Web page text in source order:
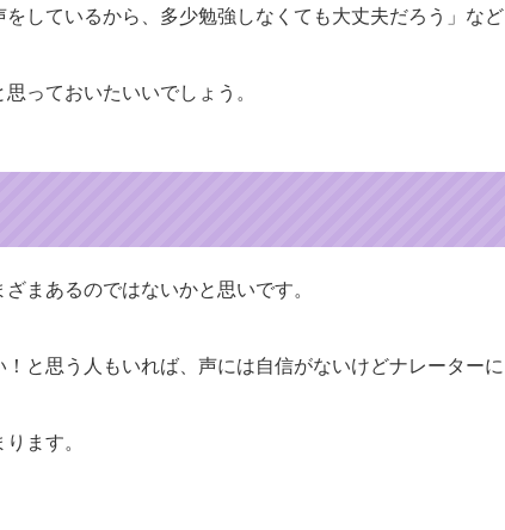
をしているから、多少勉強しなくても大丈夫だろう」など
思っておいたいいでしょう。
まあるのではないかと思いです。
と思う人もいれば、声には自信がないけどナレーターに
ます。